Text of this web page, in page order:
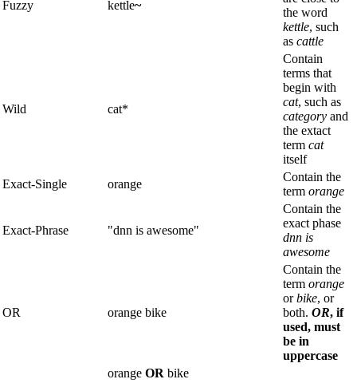
Fuzzy kettle~
the word
kettle, such
as cattle
Wild cat*
Contain
terms that
begin with
cat, such as
category and
the extact
term cat
itself
Exact-Single
orange
Contain the
term orange
Exact-Phrase "dnn is awesome"
Contain the
exact phase
dnn is
awesome
OR orange bike
Contain the
term orange
orbike, or
both. OR, if
used, must
be in
uppercase
orange OR bike